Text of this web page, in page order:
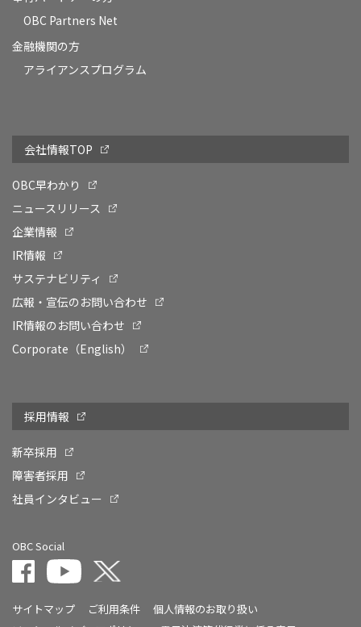
OBC Partners Net
金融機関の方
アライアンスプログラム
会社情報TOP
OBC早わかり
ニュースリリース
企業情報
IR情報
サステナビリティ
広報・宣伝のお問い合わせ
IR情報のお問い合わせ
Corporate（English）
採用情報
新卒採用
障害者採用
社員インタビュー
OBC Social
サイトマップ ご利用条件
個人情報のお取り扱い